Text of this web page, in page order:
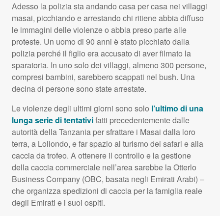
Adesso la polizia sta andando casa per casa nei villaggi
masai, picchiando e arrestando chi ritiene abbia diffuso
le immagini delle violenze o abbia preso parte alle
proteste. Un uomo di 90 anni è stato picchiato dalla
polizia perché il figlio era accusato di aver filmato la
sparatoria. In uno solo dei villaggi, almeno 300 persone,
compresi bambini, sarebbero scappati nel bush. Una
decina di persone sono state arrestate.
Le violenze degli ultimi giorni sono solo l’ultimo di una
lunga serie di tentativifatti precedentemente dalle
autorità della Tanzania per sfrattare i Masai dalla loro
terra, a Loliondo, e far spazio al turismo dei safari e alla
caccia da trofeo. A ottenere il controllo e la gestione
della caccia commerciale nell’area sarebbe la Otterlo
Business Company (OBC, basata negli Emirati Arabi) –
che organizza spedizioni di caccia per la famiglia reale
degli Emirati e i suoi ospiti.